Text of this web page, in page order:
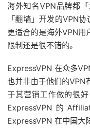
海外知名VPN品牌都
「翻墙」开发的VPN
更适合的是海外VPN用
限制还是很不错的。
ExpressVPN 在众多
也并非由于他们的VPN
于其营销工作做的很
ExpressVPN的
ExpressVPN 在中国大